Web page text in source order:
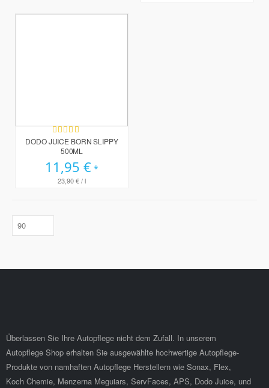
Bewertung:
96%
DODO JUICE BORN SLIPPY
500ML
11,95 €
23,90 €/ l
Überlassen Sie Ihre Autopflege nicht dem Zufall. In unserem
Autopflege Shop erhalten Sie ausgewählte hochwertige Autopflege-
Produkte von namhaften Autopflege Herstellern wie Sonax, Flex,
Koch Chemie, Menzerna Meguiars, ServFaces, APS, Dodo Juice, und